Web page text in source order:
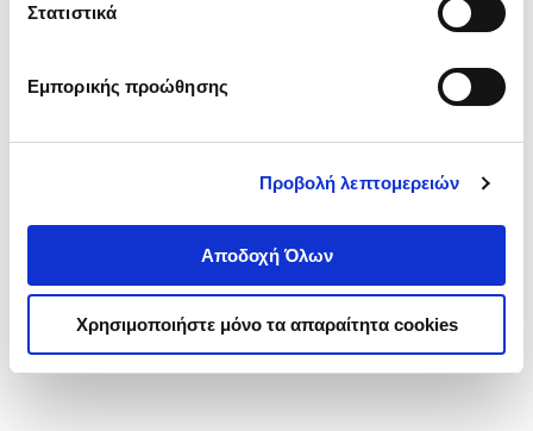
Στατιστικά
Εμπορικής προώθησης
Προβολή λεπτομερειών
Αποδοχή Όλων
Χρησιμοποιήστε μόνο τα απαραίτητα cookies